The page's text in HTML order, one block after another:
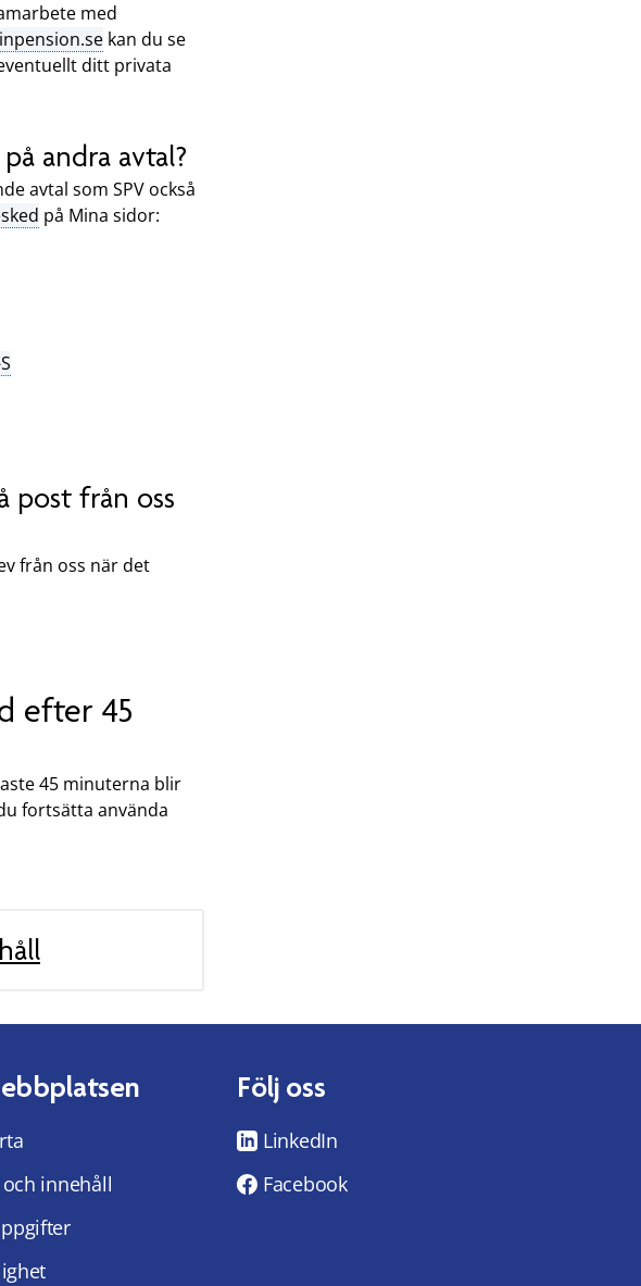
med
kan du se
ditt privata
andra avtal?
avtal som SPV också
på Mina sidor:
post från oss
från oss när det
efter 45
45 minuterna blir
fortsätta använda
innehåll
Följ oss
LinkedIn
Facebook